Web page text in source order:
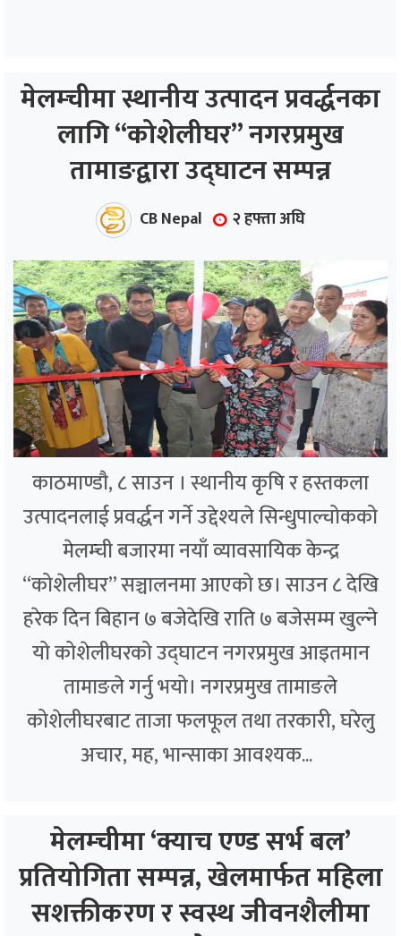
मेलम्चीमा स्थानीय उत्पादन प्रवर्द्धनका
लागि “कोशेलीघर” नगरप्रमुख
तामाङद्वारा उद्घाटन सम्पन्न
CB Nepal २ हफ्ता अघि
काठमाण्डौ, ८ साउन । स्थानीय कृषि र हस्तकला
उत्पादनलाई प्रवर्द्धन गर्ने उद्देश्यले सिन्धुपाल्चोकको
मेलम्ची बजारमा नयाँ व्यावसायिक केन्द्र
“कोशेलीघर” सञ्चालनमा आएको छ। साउन ८ देखि
हरेक दिन बिहान ७ बजेदेखि राति ७ बजेसम्म खुल्ने
यो कोशेलीघरको उद्घाटन नगरप्रमुख आइतमान
तामाङले गर्नु भयो। नगरप्रमुख तामाङले
कोशेलीघरबाट ताजा फलफूल तथा तरकारी, घरेलु
अचार, मह, भान्साका आवश्यक...
मेलम्चीमा ‘क्याच एण्ड सर्भ बल’
प्रतियोगिता सम्पन्न, खेलमार्फत महिला
सशक्तीकरण र स्वस्थ जीवनशैलीमा